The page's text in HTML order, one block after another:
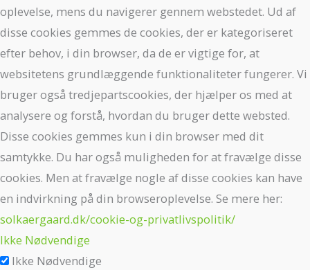
oplevelse, mens du navigerer gennem webstedet. Ud af
disse cookies gemmes de cookies, der er kategoriseret
efter behov, i din browser, da de er vigtige for, at
websitetens grundlæggende funktionaliteter fungerer. Vi
bruger også tredjepartscookies, der hjælper os med at
analysere og forstå, hvordan du bruger dette websted.
Disse cookies gemmes kun i din browser med dit
samtykke. Du har også muligheden for at fravælge disse
cookies. Men at fravælge nogle af disse cookies kan have
en indvirkning på din browseroplevelse. Se mere her:
solkaergaard.dk/cookie-og-privatlivspolitik/
Ikke Nødvendige
Ikke Nødvendige